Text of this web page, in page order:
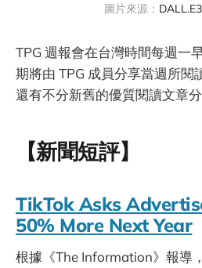
圖片來源：
TPG 週報會在台灣時間每週一
期將由 TPG 成員分享當週所閱
還有不分新舊的優質閱讀文章分
【新聞短評】
TikTok Asks
50% More Next Year
根據《The Information》報導